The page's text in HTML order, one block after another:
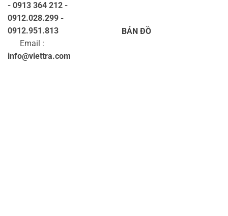
- 0913 364 212 -
0912.028.299 -
0912.951.813
Email :
info@viettra.com
BẢN ĐỒ